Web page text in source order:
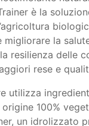
è la
migliorare la
resilienza delle
rese e
utilizza
100%
un idrolizzato